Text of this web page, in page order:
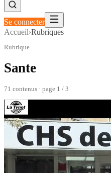
Se connecter
Accueil›Rubriques
Rubrique
Sante
71 contenus · page 1 / 3